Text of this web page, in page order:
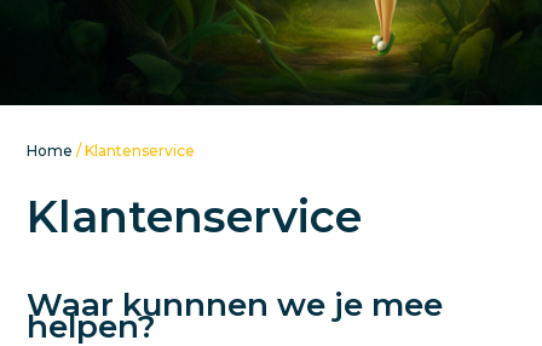
Home / Klantenservice
Klantenservice
Waar kunnnen we je mee
helpen?